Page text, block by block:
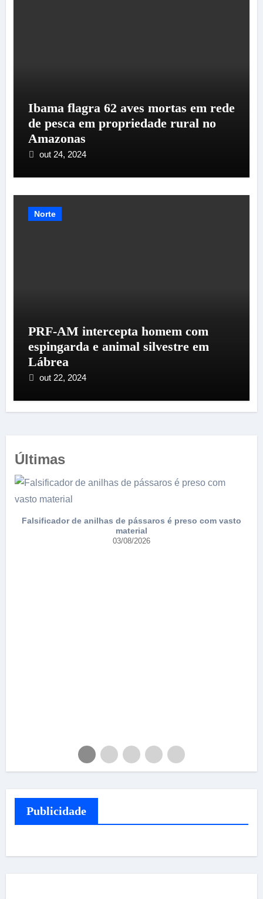
Ibama flagra 62 aves mortas em rede
de pesca em propriedade rural no
Amazonas
out 24, 2024
Norte
PRF-AM intercepta homem com
espingarda e animal silvestre em
Lábrea
out 22, 2024
Últimas
Falsificador de anilhas de pássaros é preso com vasto
material
03/08/2026
Publicidade